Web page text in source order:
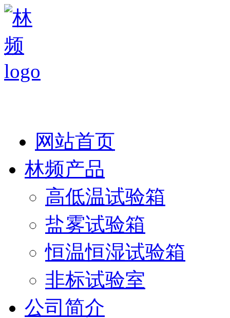
网站首页
林频产品
高低温试验箱
盐雾试验箱
恒温恒湿试验箱
非标试验室
公司简介